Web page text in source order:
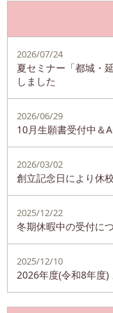
2026/07/24
夏セミナー「都城・
しました
2026/06/29
10月生願書受付中＆
2026/03/02
創立記念日により休
2025/12/22
冬期休暇中の受付に
2025/12/10
2026年度(令和8年度